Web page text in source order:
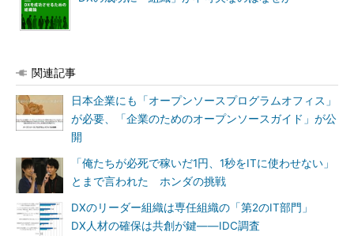
関連記事
日本企業にも「オープンソースプログラムオフィス」
が必要、「企業のためのオープンソースガイド」が公
開
「俺たちが必死で稼いだ1円、1秒をITに使わせない」
とまで言われた ホンダの挑戦
DXのリーダー組織は専任組織の「第2のIT部門」
DX人材の確保は共創が鍵――IDC調査